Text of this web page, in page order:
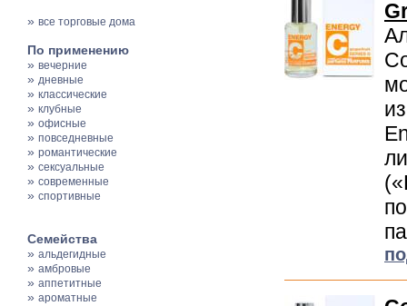
» все торговые дома
По применению
» вечерние
» дневные
» классические
» клубные
» офисные
» повседневные
» романтические
» сексуальные
» современные
» спортивные
Семейства
» альдегидные
» амбровые
» аппетитные
» ароматные